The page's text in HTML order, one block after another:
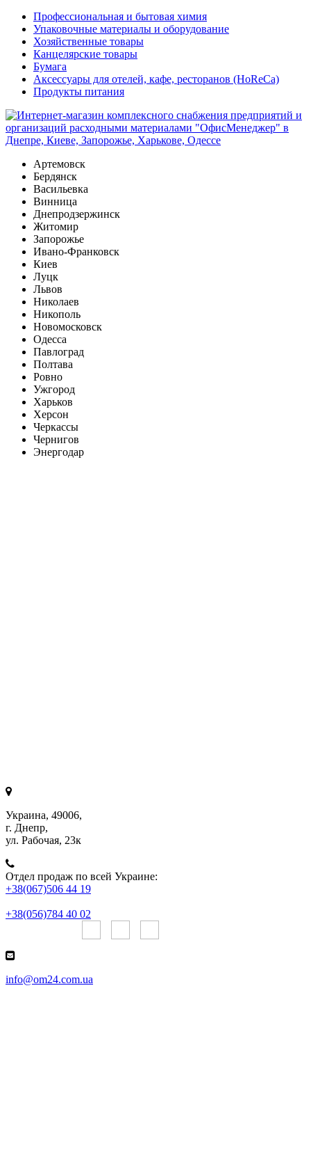
Профессиональная и бытовая химия
Упаковочные материалы и оборудование
Хозяйственные товары
Канцелярские товары
Бумага
Аксессуары для отелей, кафе, ресторанов (HoReCa)
Продукты питания
Артемовск
Бердянск
Васильевка
Винница
Днепродзержинск
Житомир
Запорожье
Ивано-Франковск
Киев
Луцк
Львов
Николаев
Никополь
Новомосковск
Одесса
Павлоград
Полтава
Ровно
Ужгород
Харьков
Херсон
Черкассы
Чернигов
Энергодар
Украина, 49006,
г. Днепр,
ул. Рабочая, 23к
Отдел продаж по всей Украине:
+38(067)506 44 19
+38(056)784 40 02
info@om24.com.ua